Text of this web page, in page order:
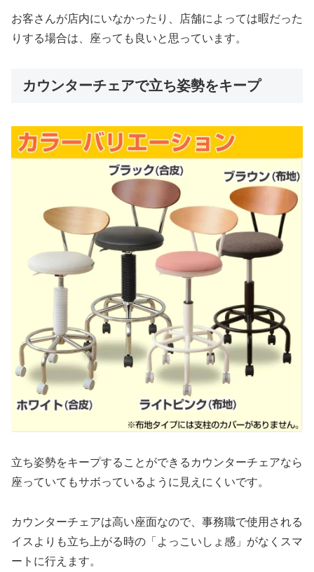
お客さんが店内にいなかったり、店舗によっては暇だった
りする場合は、座っても良いと思っています。
カウンターチェアで立ち姿勢をキープ
立ち姿勢をキープすることができるカウンターチェアなら
座っていてもサボっているように見えにくいです。
カウンターチェアは高い座面なので、事務職で使用される
イスよりも立ち上がる時の「よっこいしょ感」がなくスマ
ートに行えます。